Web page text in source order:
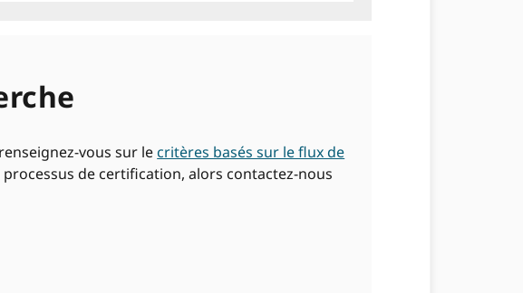
vous sur lecritères basés sur le flux de
de certification, alors contactez-nous